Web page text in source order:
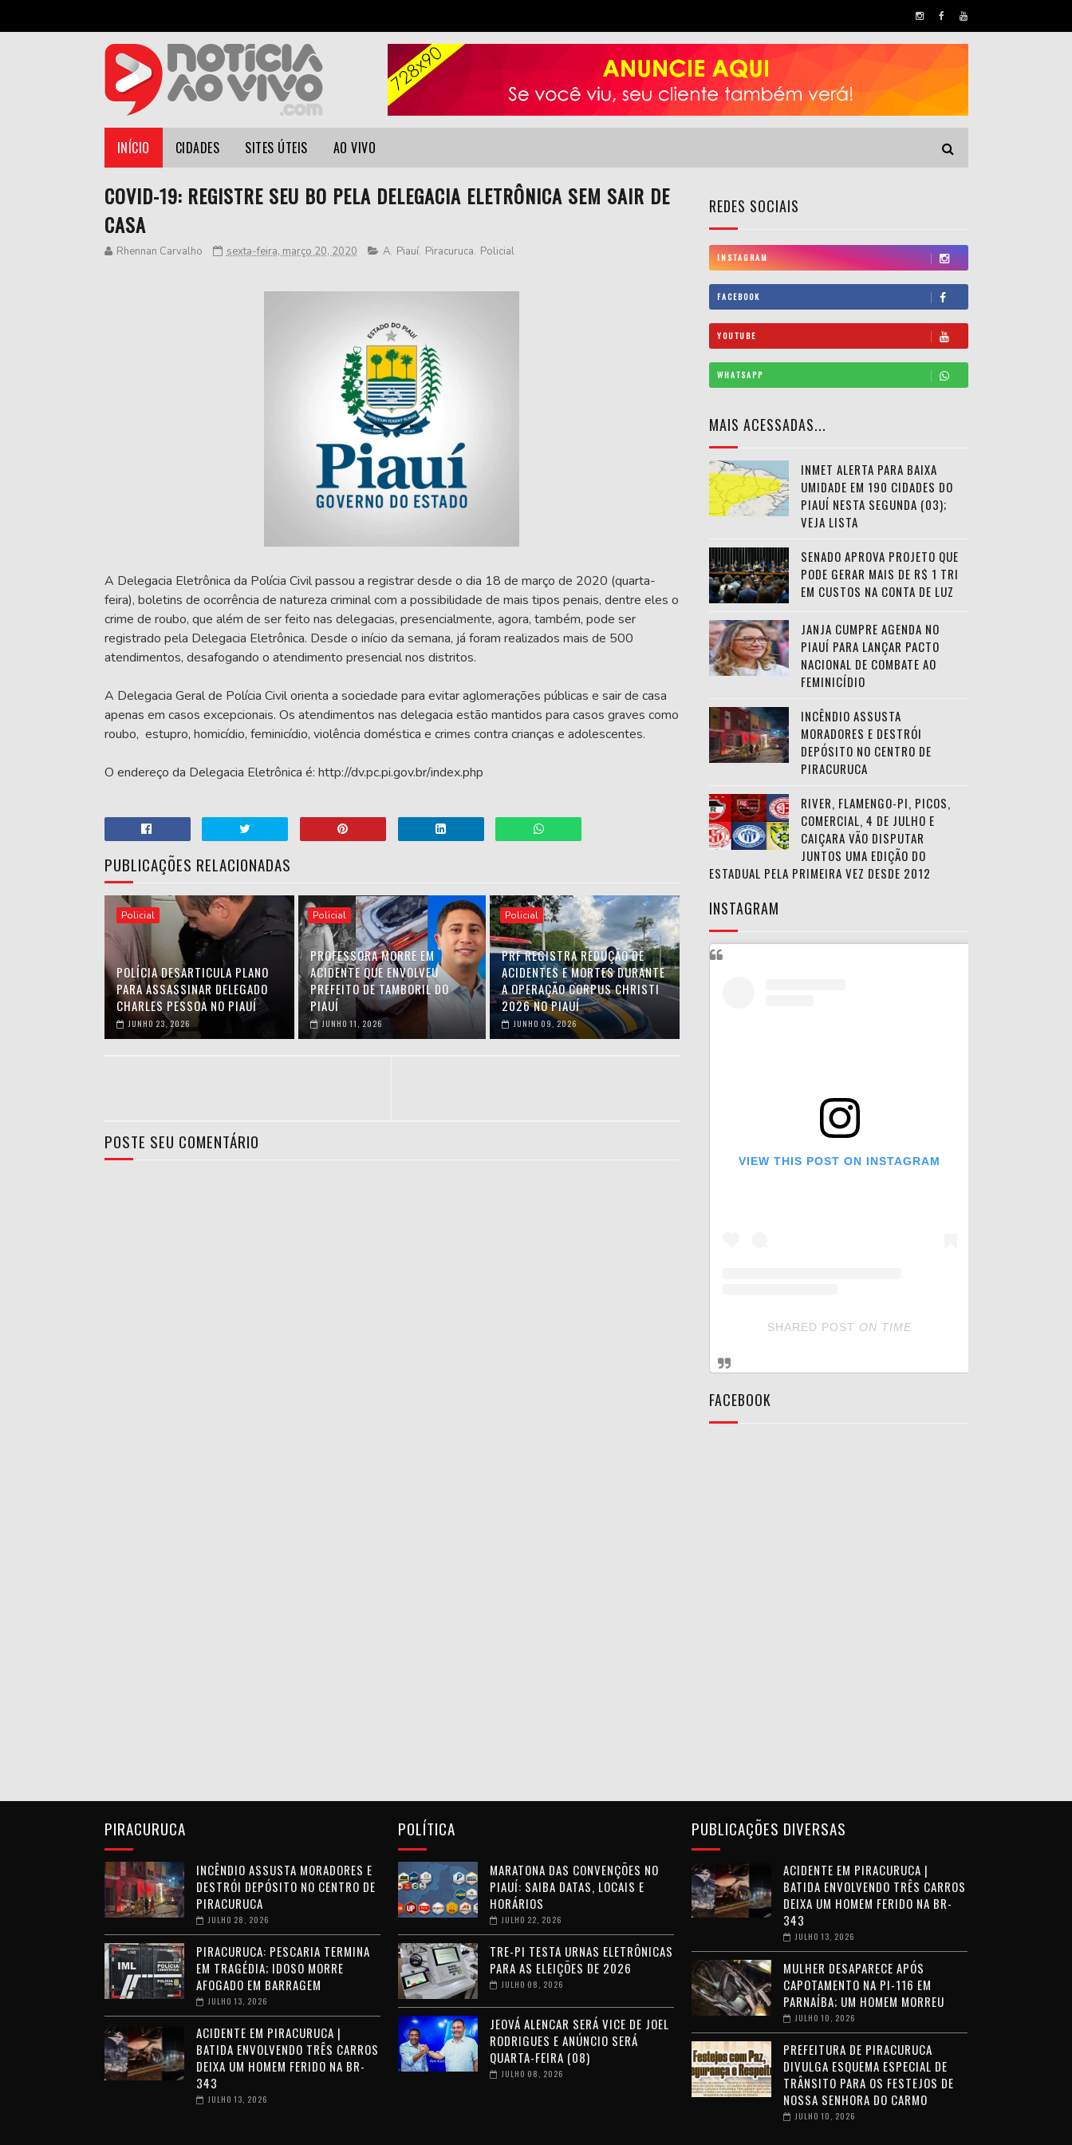
INÍCIO CIDADES SITES ÚTEIS AO VIVO
COVID-19: REGISTRE SEU BO PELA DELEGACIA ELETRÔNICA SEM SAIR DE
CASA
Rhennan Carvalho sexta-feira, março 20, 2020 A, Piauí, Piracuruca, Policial
A Delegacia Eletrônica da Polícia Civil passou a registrar desde o dia 18 de março de 2020 (quarta-
feira), boletins de ocorrência de natureza criminal com a possibilidade de mais tipos penais, dentre eles o
crime de roubo, que além de ser feito nas delegacias, presencialmente, agora, também, pode ser
registrado pela Delegacia Eletrônica. Desde o início da semana, já foram realizados mais de 500
atendimentos, desafogando o atendimento presencial nos distritos.
A Delegacia Geral de Polícia Civil orienta a sociedade para evitar aglomerações públicas e sair de casa
apenas em casos excepcionais. Os atendimentos nas delegacia estão mantidos para casos graves como
roubo, estupro, homicídio, feminicídio, violência doméstica e crimes contra crianças e adolescentes.
O endereço da Delegacia Eletrônica é: http://dv.pc.pi.gov.br/index.php
PUBLICAÇÕES RELACIONADAS
Policial
POLÍCIA DESARTICULA PLANO
PARA ASSASSINAR DELEGADO
CHARLES PESSOA NO PIAUÍ
JUNHO 23, 2026
Policial
PROFESSORA MORRE EM
ACIDENTE QUE ENVOLVEU
PREFEITO DE TAMBORIL DO
PIAUÍ
JUNHO 11, 2026
Policial
PRF REGISTRA REDUÇÃO DE
ACIDENTES E MORTES DURANTE
A OPERAÇÃO CORPUS CHRISTI
2026 NO PIAUÍ
JUNHO 09, 2026
POSTE SEU COMENTÁRIO
REDES SOCIAIS
INSTAGRAM
FACEBOOK
YOUTUBE
WHATSAPP
MAIS ACESSADAS...
INMET ALERTA PARA BAIXA
UMIDADE EM 190 CIDADES DO
PIAUÍ NESTA SEGUNDA (03);
VEJA LISTA
SENADO APROVA PROJETO QUE
PODE GERAR MAIS DE R$ 1 TRI
EM CUSTOS NA CONTA DE LUZ
JANJA CUMPRE AGENDA NO
PIAUÍ PARA LANÇAR PACTO
NACIONAL DE COMBATE AO
FEMINICÍDIO
INCÊNDIO ASSUSTA
MORADORES E DESTRÓI
DEPÓSITO NO CENTRO DE
PIRACURUCA
RIVER, FLAMENGO-PI, PICOS,
COMERCIAL, 4 DE JULHO E
CAIÇARA VÃO DISPUTAR
JUNTOS UMA EDIÇÃO DO
ESTADUAL PELA PRIMEIRA VEZ DESDE 2012
INSTAGRAM
VIEW THIS POST ON INSTAGRAM
SHARED POST ON TIME
FACEBOOK
PIRACURUCA
INCÊNDIO ASSUSTA MORADORES E
DESTRÓI DEPÓSITO NO CENTRO DE
PIRACURUCA
JULHO 28, 2026
PIRACURUCA: PESCARIA TERMINA
EM TRAGÉDIA; IDOSO MORRE
AFOGADO EM BARRAGEM
JULHO 13, 2026
ACIDENTE EM PIRACURUCA |
BATIDA ENVOLVENDO TRÊS CARROS
DEIXA UM HOMEM FERIDO NA BR-
343
JULHO 13, 2026
POLÍTICA
MARATONA DAS CONVENÇÕES NO
PIAUÍ: SAIBA DATAS, LOCAIS E
HORÁRIOS
JULHO 22, 2026
TRE-PI TESTA URNAS ELETRÔNICAS
PARA AS ELEIÇÕES DE 2026
JULHO 08, 2026
JEOVÁ ALENCAR SERÁ VICE DE JOEL
RODRIGUES E ANÚNCIO SERÁ
QUARTA-FEIRA (08)
JULHO 08, 2026
PUBLICAÇÕES DIVERSAS
ACIDENTE EM PIRACURUCA |
BATIDA ENVOLVENDO TRÊS CARROS
DEIXA UM HOMEM FERIDO NA BR-
343
JULHO 13, 2026
MULHER DESAPARECE APÓS
CAPOTAMENTO NA PI-116 EM
PARNAÍBA; UM HOMEM MORREU
JULHO 10, 2026
PREFEITURA DE PIRACURUCA
DIVULGA ESQUEMA ESPECIAL DE
TRÂNSITO PARA OS FESTEJOS DE
NOSSA SENHORA DO CARMO
JULHO 10, 2026